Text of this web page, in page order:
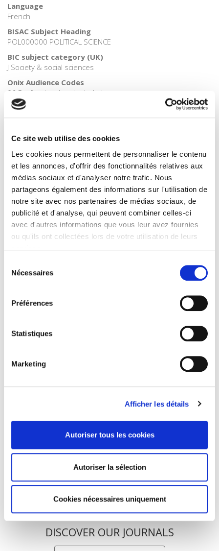
Ce site web utilise des cookies
Les cookies nous permettent de personnaliser le contenu
et les annonces, d'offrir des fonctionnalités relatives aux
médias sociaux et d'analyser notre trafic. Nous
partageons également des informations sur l'utilisation de
notre site avec nos partenaires de médias sociaux, de
publicité et d'analyse, qui peuvent combiner celles-ci
avec d'autres informations que vous leur avez fournies
ou qu'ils ont collectées lors de votre utilisation de leurs
Nécessaires
Préférences
Statistiques
Marketing
Afficher les détails
Autoriser tous les cookies
Autoriser la sélection
Cookies nécessaires uniquement
Language
French
BISAC Subject Heading
POL000000 POLITICAL SCIENCE
BIC subject category (UK)
J Society & social sciences
Onix Audience Codes
06 Professional and scholarly
CLIL (Version 2013-2019)
3283 SCIENCES POLITIQUES
Credit
Presses de Sciences Po
Title First Published
23 October 2015
Subject Scheme Identifier Code
Thema subject category: Politics and government
Type of Work
Journal Issue
La société du matching
La désobéissance civile
Des scouts en Malaisie britannique
DISCOVER OUR JOURNALS